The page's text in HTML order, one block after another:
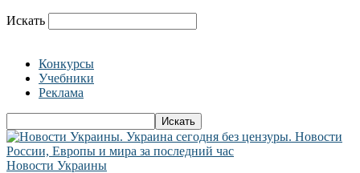
Искать
Конкурсы
Учебники
Реклама
Новости Украины